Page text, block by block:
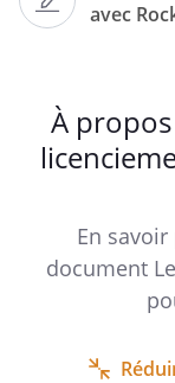
avec
Objet :
Notification
À
En
document